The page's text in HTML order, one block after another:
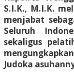
S.I.K., M.I.K.
menjabat
Seluruh
sekaligus
Judoka